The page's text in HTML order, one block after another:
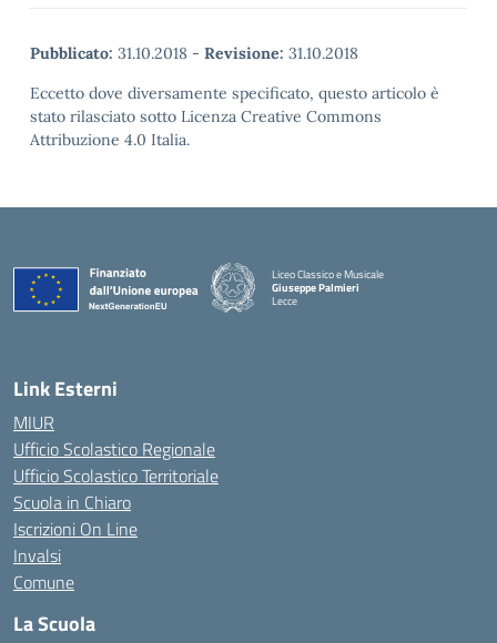
Pubblicato: 31.10.2018 - Revisione: 31.10.2018
Eccetto dove diversamente specificato, questo articolo è
stato rilasciato sotto Licenza Creative Commons
Attribuzione 4.0 Italia.
Liceo Classico e Musicale
Giuseppe Palmieri
Lecce
Link Esterni
MIUR
Ufficio Scolastico Regionale
Ufficio Scolastico Territoriale
Scuola in Chiaro
Iscrizioni On Line
Invalsi
Comune
La Scuola